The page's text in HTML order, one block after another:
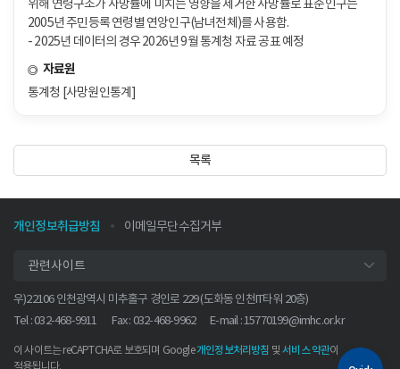
위해 연령구조가 사망률에 미치는 영향을 제거한 사망률로 표준인구는
2005년 주민등록 연령별 연앙인구(남녀전체)를 사용함.
- 2025년 데이터의 경우 2026년 9월 통계청 자료 공표 예정
자료원
통계청 [사망원인통계]
목록
개인정보취급방침 이메일무단수집거부
관련사이트
우)22106 인천광역시 미추홀구 경인로 229 (도화동 인천IT타워 20층)
Tel : 032-468-9911
Fax : 032-468-9962 E-mail :15770199@imhc.or.kr
이 사이트는 reCAPTCHA로 보호되며 Google개인정보처리방침 및서비스 약관이
적용됩니다.